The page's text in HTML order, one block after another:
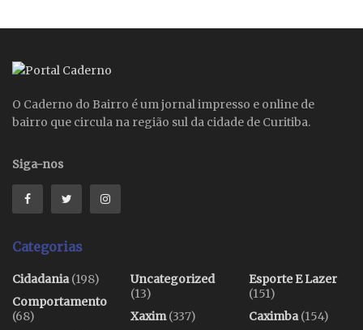
O Caderno do Bairro é um jornal impresso e online de
bairro que circula na região sul da cidade de Curitiba.
Siga-nos
Categorias
Cidadania(198)
Comportamento
(68)
Uncategorized
(13)
Xaxim(337)
Esporte E Lazer
(151)
Caximba(154)